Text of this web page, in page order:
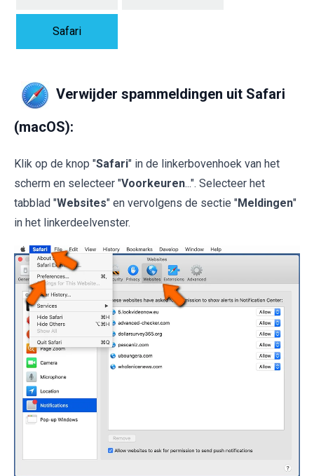
Safari
Verwijder spammeldingen uit Safari
(macOS):
Klik op de knop "Safari" in de linkerbovenhoek van het
scherm en selecteer "Voorkeuren...". Selecteer het
tabblad "Websites" en vervolgens de sectie "Meldingen"
in het linkerdeelvenster.